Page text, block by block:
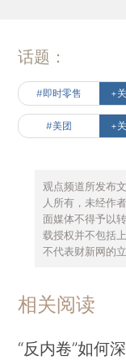
话题：
#即时零售 +
#美团 +
观点频道所发布
人所有，未经作
面媒体不得予以
载授权并不包括
不代表财新网的立
相关阅读
“反内卷”如何